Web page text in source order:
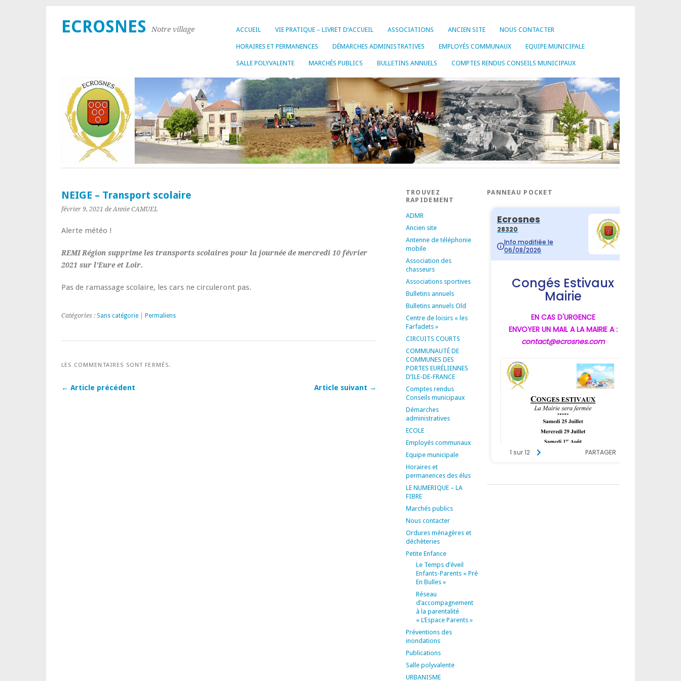
ACCUEIL VIE PRATIQUE – LIVRET D’ACCUEIL ASSOCIATIONS ANCIEN SITE NOUS CONTACTER
HORAIRES ET PERMANENCES DÉMARCHES ADMINISTRATIVES EMPLOYÉS COMMUNAUX EQUIPE MUNICIPALE
SALLE POLYVALENTE MARCHÉS PUBLICS BULLETINS ANNUELS COMPTES RENDUS CONSEILS MUNICIPAUX
ECROSNES Notre village
NEIGE – Transport scolaire
février 9, 2021 de Annie CAMUEL
Alerte météo !
REMI Région supprime les transports scolaires pour la journée de mercredi 10 février
2021 sur l’Eure et Loir.
Pas de ramassage scolaire, les cars ne circuleront pas.
Catégories : Sans catégorie Permaliens
LES COMMENTAIRES SONT FERMÉS.
← Article précédent Article suivant →
TROUVEZ
RAPIDEMENT
ADMR
Ancien site
Antenne de téléphonie
mobile
Association des
chasseurs
Associations sportives
Bulletins annuels
Bulletins annuels Old
Centre de loisirs « les
Farfadets »
CIRCUITS COURTS
COMMUNAUTÉ DE
COMMUNES DES
PORTES EURÉLIENNES
D’ILE-DE-FRANCE
Comptes rendus
Conseils municipaux
Démarches
administratives
ECOLE
Employés communaux
Equipe municipale
Horaires et
permanences des élus
LE NUMERIQUE – LA
FIBRE
Marchés publics
Nous contacter
Ordures ménagères et
déchèteries
Petite Enfance
Le Temps d’éveil
Enfants-Parents « Pré
En Bulles »
Réseau
d’accompagnement
à la parentalité
« L’Espace Parents »
Préventions des
inondations
Publications
Salle polyvalente
URBANISME
PANNEAU POCKET